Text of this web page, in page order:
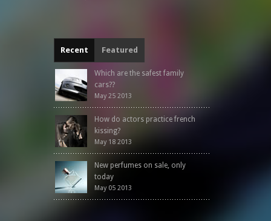
Recent Featured
Which are the safest family
cars??
May 25 2013
How do actors practice french
kissing?
May 18 2013
New perfumes on sale, only
today
May 05 2013